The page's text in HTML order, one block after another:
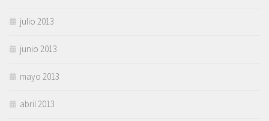
julio 2013
junio 2013
mayo 2013
abril 2013